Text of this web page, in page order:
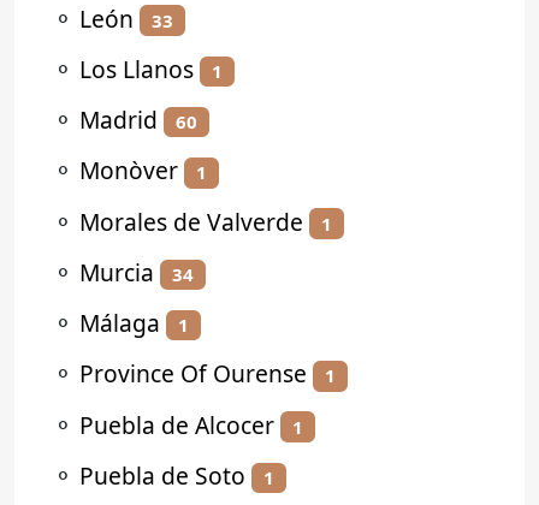
⚬ León 33
⚬ Los Llanos 1
⚬ Madrid 60
⚬ Monòver 1
⚬ Morales de Valverde 1
⚬ Murcia 34
⚬ Málaga 1
⚬ Province Of Ourense 1
⚬ Puebla de Alcocer 1
⚬ Puebla de Soto 1